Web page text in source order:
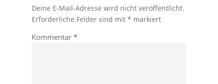
Deine E-Mail-Adresse wird nicht veröffentlicht.
Erforderliche Felder sind mit * markiert
Kommentar *